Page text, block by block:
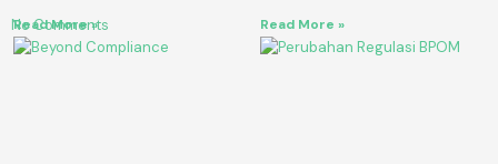
No Comments
Read More »
Read More »